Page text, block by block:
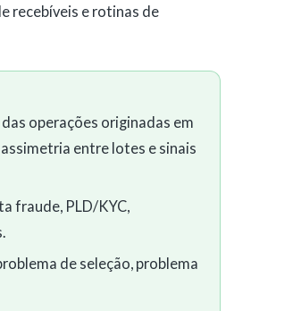
recebíveis e rotinas de
operações originadas em
entre lotes e sinais
fraude, PLD/KYC,
de seleção, problema